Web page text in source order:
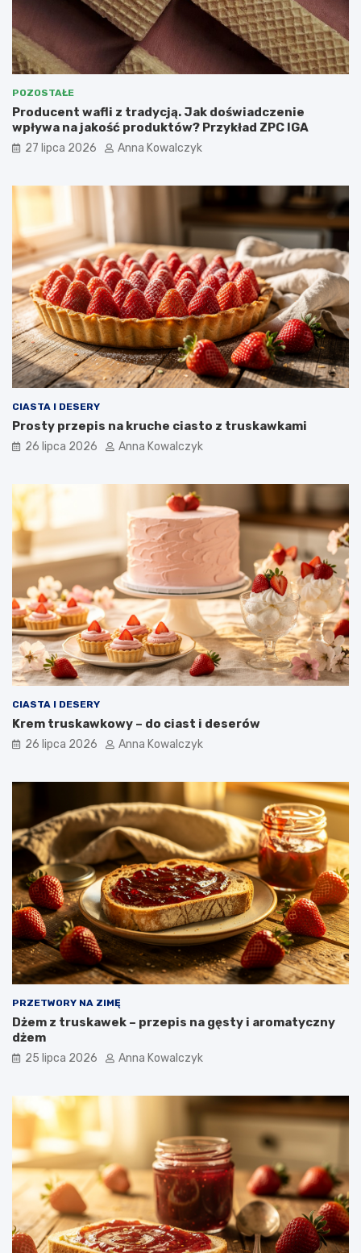
POZOSTAŁE
Producent wafli z tradycją. Jak doświadczenie
wpływa na jakość produktów? Przykład ZPC IGA
27 lipca 2026 Anna Kowalczyk
CIASTA I DESERY
Prosty przepis na kruche ciasto z truskawkami
26 lipca 2026 Anna Kowalczyk
CIASTA I DESERY
Krem truskawkowy – do ciast i deserów
26 lipca 2026 Anna Kowalczyk
PRZETWORY NA ZIMĘ
Dżem z truskawek – przepis na gęsty i aromatyczny
dżem
25 lipca 2026 Anna Kowalczyk